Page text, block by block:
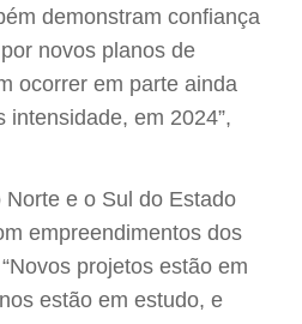
demonstram confiança
novos planos de
ocorrer em parte ainda
intensidade, em 2024”,
e o Sul do Estado
empreendimentos dos
projetos estão em
estão em estudo, e